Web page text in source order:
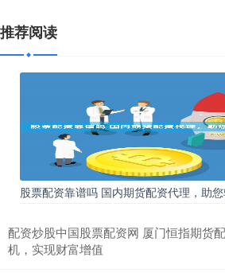
推荐阅读
股票配资靠谱吗 国内期货配资代理，助
配资炒股中国股票配资网 厦门恒指期货
机，实现财富增值